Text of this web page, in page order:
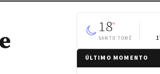
18°
SANTO TOMÉ
ÚLTIMO MOMENTO